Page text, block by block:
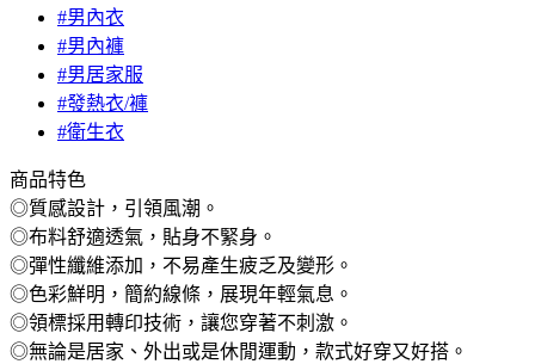
#男內衣
#男內褲
#男居家服
#發熱衣/褲
#衛生衣
商品特色
◎質感設計，引領風潮。
◎布料舒適透氣，貼身不緊身。
◎彈性纖維添加，不易產生疲乏及變形。
◎色彩鮮明，簡約線條，展現年輕氣息。
◎領標採用轉印技術，讓您穿著不刺激。
◎無論是居家、外出或是休閒運動，款式好穿又好搭。